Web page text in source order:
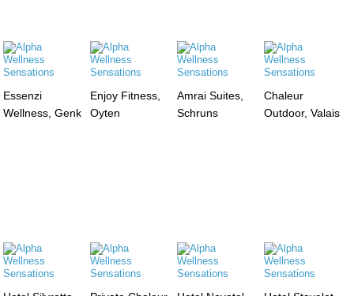
Essenzi
Wellness, Genk
Enjoy Fitness,
Oyten
Amrai Suites,
Schruns
Chaleur
Outdoor, Valais